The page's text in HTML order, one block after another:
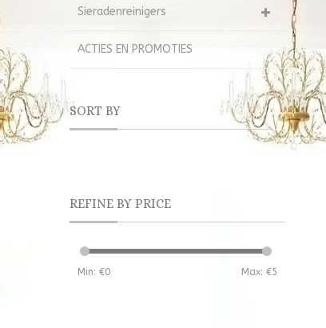
Sieradenreinigers
ACTIES EN PROMOTIES
SORT BY
REFINE BY PRICE
Min: €0 Max: €5